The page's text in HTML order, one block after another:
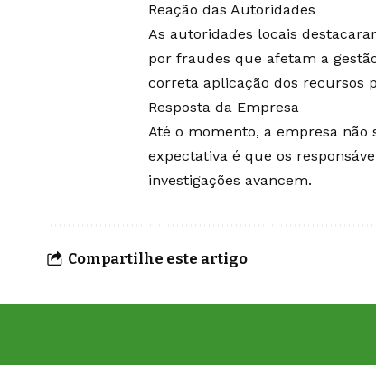
Reação das Autoridades
As autoridades locais
por fraudes que afetam a
correta aplicação dos recursos
Resposta da Empresa
Até o momento, a empresa
expectativa é que os
investigações avancem.
Compartilhe este artigo